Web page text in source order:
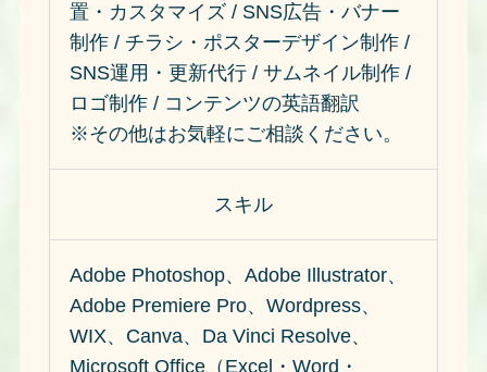
置・カスタマイズ / SNS広告・バナー
制作 / チラシ・ポスターデザイン制作 /
SNS運用・更新代行 / サムネイル制作 /
ロゴ制作 / コンテンツの英語翻訳
※その他はお気軽にご相談ください。
スキル
Adobe Photoshop、Adobe Illustrator、
Adobe Premiere Pro、Wordpress、
WIX、Canva、Da Vinci Resolve、
Microsoft Office（Excel・Word・